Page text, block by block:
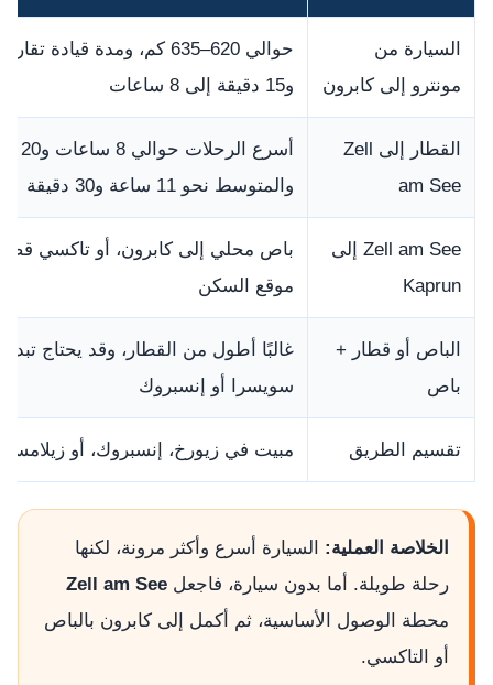
السيارة من
مونترو إلى كابرون
و15 دقيقة إلى 8 ساعات
القطار إلى Zell
am See
والمتوسط نحو 11 ساعة و30 دقيقة
Zell am See إلى
Kaprun
باص محلي إلى كابرون، أو تاكسي
موقع السكن
الباص أو قطار +
باص
غالبًا أطول من القطار، وقد يحتاج
سويسرا أو إنسبروك
تقسيم الطريق مبيت في زيورخ، إنسبروك، أو
الخلاصة العملية: السيارة أسرع وأكثر مرونة، لكنها
رحلة طويلة. أما بدون سيارة، فاجعل Zell am See
محطة الوصول الأساسية، ثم أكمل إلى كابرون بالباص
أو التاكسي.